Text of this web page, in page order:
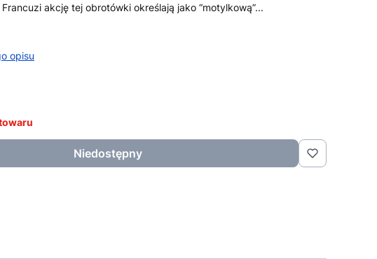
akcję tej obrotówki określają jako “motylkową”...
opisu
Niedostępny